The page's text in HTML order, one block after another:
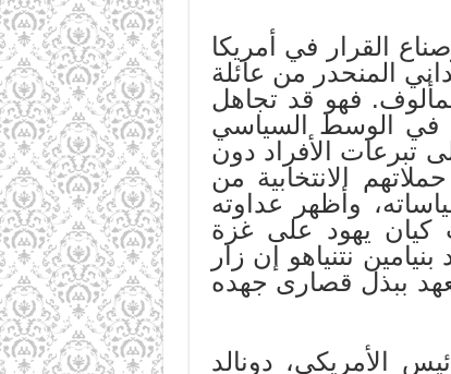
القرار في أمريكا
المنحدر من عائلة
فهو قد تجاهل
في الوسط السياسي
تبرعات الأفراد دون
الانتخابية من
وأظهر عداوته
كيان يهود على غزة
نتنياهو إن زار
ببذل قصارى جهده
الأمريكي، دونالد